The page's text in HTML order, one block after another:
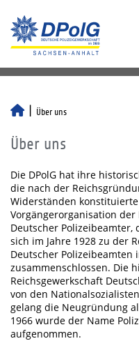
Über uns
Über uns
Die DPolG hat ihre
die nach der
Widerständen
Vorgängerorganisation der
Deutscher Polizeibeamter,
sich im Jahre 1928 zu der
Deutscher Polizeibeamten
zusammenschlossen. Die
Reichsgewerkschaft
von den
gelang die Neugründung
1966 wurde der Name
aufgenommen.